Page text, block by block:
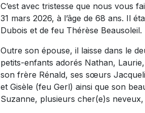
C’est avec tristesse que nous vous
31 mars 2026, à l’âge de 68 ans. Il
Dubois et de feu Thérèse Beausoleil.
Outre son épouse, il laisse dans le
petits-enfants adorés Nathan,
son frère Rénald, ses sœurs
et Gisèle (feu Gerl) ainsi que son
Suzanne, plusieurs cher(e)s